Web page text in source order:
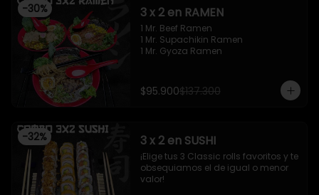
-30% 3 x 2 en RAMEN
1 Mr. Beef Ramen
1 Mr. Supachikin Ramen
1 Mr. Gyoza Ramen
$95.900$137.300
-32% 3 x 2 en SUSHI
¡Elige tus 3 Classic rolls favoritos y te
obsequiamos el de igual o menor
valor!